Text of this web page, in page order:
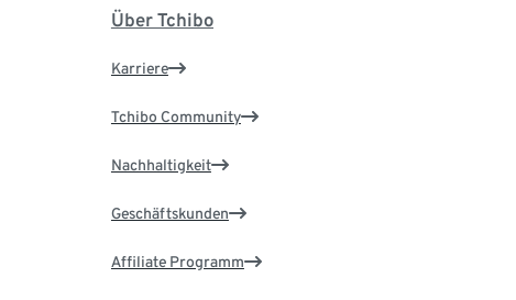
Über Tchibo
Karriere
Tchibo Community
Nachhaltigkeit
Geschäftskunden
Affiliate Programm